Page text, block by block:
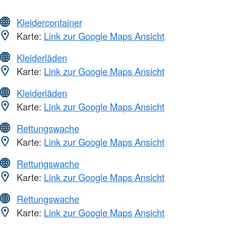
Kleidercontainer
Karte: Link zur Google Maps Ansicht
Kleiderläden
Karte: Link zur Google Maps Ansicht
Kleiderläden
Karte: Link zur Google Maps Ansicht
Rettungswache
Karte: Link zur Google Maps Ansicht
Rettungswache
Karte: Link zur Google Maps Ansicht
Rettungswache
Karte: Link zur Google Maps Ansicht